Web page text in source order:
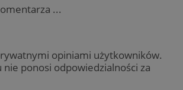
...
opiniami użytkowników.
ponosi odpowiedzialności za